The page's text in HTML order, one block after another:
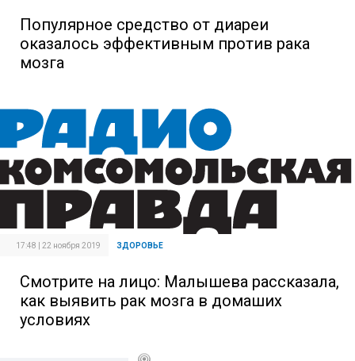
Популярное средство от диареи
оказалось эффективным против рака
мозга
17:48 | 22 ноября 2019 ЗДОРОВЬЕ
Смотрите на лицо: Малышева рассказала,
как выявить рак мозга в домаших
условиях